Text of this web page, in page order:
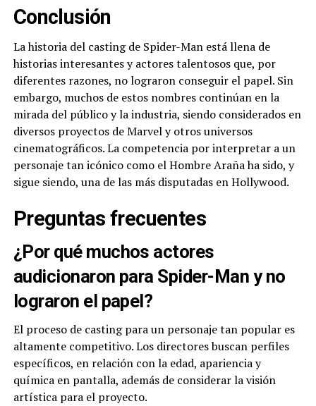
Conclusión
La historia del casting de Spider-Man está llena de
historias interesantes y actores talentosos que, por
diferentes razones, no lograron conseguir el papel. Sin
embargo, muchos de estos nombres continúan en la
mirada del público y la industria, siendo considerados en
diversos proyectos de Marvel y otros universos
cinematográficos. La competencia por interpretar a un
personaje tan icónico como el Hombre Araña ha sido, y
sigue siendo, una de las más disputadas en Hollywood.
Preguntas frecuentes
¿Por qué muchos actores
audicionaron para Spider-Man y no
lograron el papel?
El proceso de casting para un personaje tan popular es
altamente competitivo. Los directores buscan perfiles
específicos, en relación con la edad, apariencia y
química en pantalla, además de considerar la visión
artística para el proyecto.